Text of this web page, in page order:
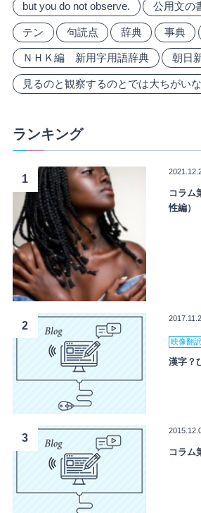
but you do not observe. 公用文の
テン 句読点 辞典 事典
ＮＨＫ編 新用字用語辞典 朝日
見るのと観察するのとでは大ちがい
ランキング
1
コラム
性編）
2
映像翻
漢字？
3
コラム